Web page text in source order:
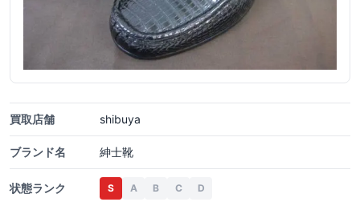
買取店舗 shibuya
ブランド名 紳士靴
状態ランク S A B C D